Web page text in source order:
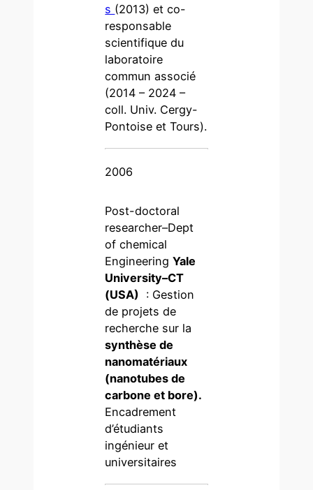
s (2013) et co-
responsable
scientifique du
laboratoire
commun associé
(2014 – 2024 –
coll. Univ. Cergy-
Pontoise et Tours).
2006
Post-doctoral
researcher–Dept
of chemical
EngineeringYale
University–CT
(USA) : Gestion
de projets de
recherche sur la
synthèse de
nanomatériaux
(nanotubes de
carbone et bore).
Encadrement
d’étudiants
ingénieur et
universitaires